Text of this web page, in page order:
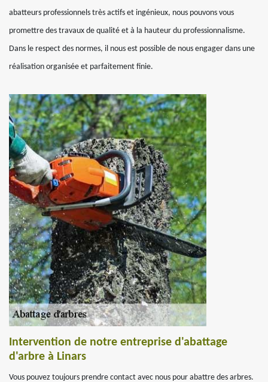
abatteurs professionnels très actifs et ingénieux, nous pouvons vous
promettre des travaux de qualité et à la hauteur du professionnalisme.
Dans le respect des normes, il nous est possible de nous engager dans une
réalisation organisée et parfaitement finie.
Intervention de notre entreprise d'abattage
d'arbre à Linars
Vous pouvez toujours prendre contact avec nous pour abattre des arbres.